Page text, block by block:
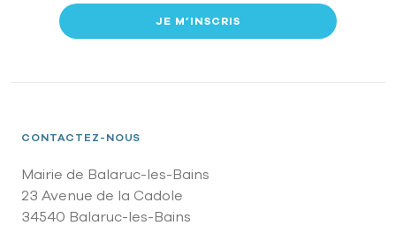
JE M’INSCRIS
CONTACTEZ-NOUS
Mairie de Balaruc-les-Bains
23 Avenue de la Cadole
34540 Balaruc-les-Bains